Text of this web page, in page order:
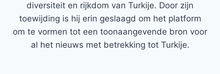
diversiteit en rijkdom van Turkije. Door zijn
toewijding is hij erin geslaagd om het platform
om te vormen tot een toonaangevende bron voor
al het nieuws met betrekking tot Turkije.